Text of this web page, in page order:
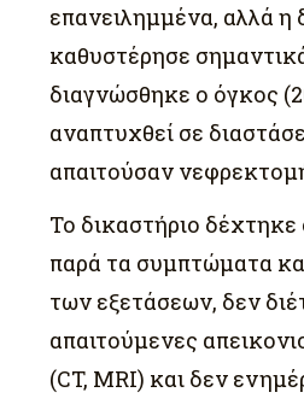
επανειλημμένα, αλλά η
καθυστέρησε
διαγνώσθηκε ο όγκος
αναπτυχθεί σε
απαιτούσαν
Το δικαστήριο δέχτηκε
παρά τα συμπτώματα
των εξετάσεων, δεν
απαιτούμενες
(CT, MRI) και δεν